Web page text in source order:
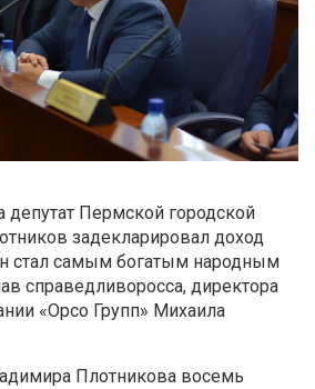
депутат Пермской городской
задекларировал доход
стал самым богатым народным
справедливоросса, директора
«Орсо Групп» Михаила
Плотникова восемь